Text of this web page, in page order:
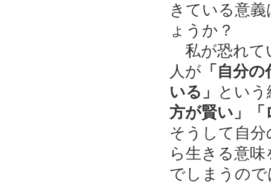
きている意
ょうか？
私が恐れて
人が 「自分
いる」 とい
方が賢い」
そうして自
ら生きる意
でしまうの